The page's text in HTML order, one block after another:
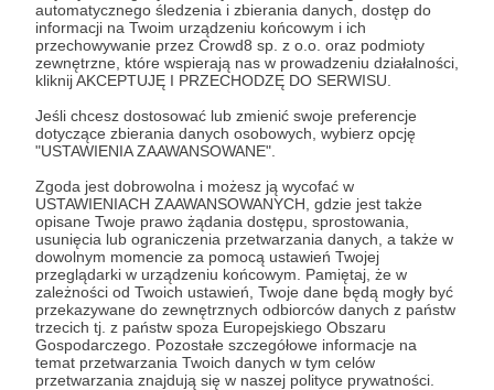
automatycznego śledzenia i zbierania danych, dostęp do
informacji na Twoim urządzeniu końcowym i ich
przechowywanie przez Crowd8 sp. z o.o. oraz podmioty
zewnętrzne, które wspierają nas w prowadzeniu działalności,
kliknij AKCEPTUJĘ I PRZECHODZĘ DO SERWISU.
Jeśli chcesz dostosować lub zmienić swoje preferencje
dotyczące zbierania danych osobowych, wybierz opcję
"USTAWIENIA ZAAWANSOWANE".
Zgoda jest dobrowolna i możesz ją wycofać w
USTAWIENIACH ZAAWANSOWANYCH, gdzie jest także
opisane Twoje prawo żądania dostępu, sprostowania,
usunięcia lub ograniczenia przetwarzania danych, a także w
dowolnym momencie za pomocą ustawień Twojej
przeglądarki w urządzeniu końcowym. Pamiętaj, że w
zależności od Twoich ustawień, Twoje dane będą mogły być
przekazywane do zewnętrznych odbiorców danych z państw
trzecich tj. z państw spoza Europejskiego Obszaru
Gospodarczego. Pozostałe szczegółowe informacje na
temat przetwarzania Twoich danych w tym celów
przetwarzania znajdują się w naszej polityce prywatności.
* Zapoznałem się i akceptujęRegulaminserwisu oraz
Prywatności.
* Wyrażam zgodę na przetwarzanie moich danych
osobowych podanych w formularzu rejestracyjnym w celu
prawidłowego świadczenia usług serwisu Patronite.
Wyrażam zgodę na otrzymywanie drogą elektroniczną
informacji handlowych - newslettera. Opcja ta może zostać
zmieniona w ustawieniach konta.